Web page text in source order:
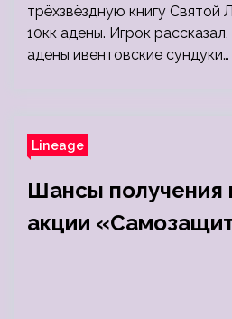
трёхзвёздную книгу Святой
10кк адены. Игрок рассказал,
адены ивентовские сундуки…
Lineage
Шансы получения
акции